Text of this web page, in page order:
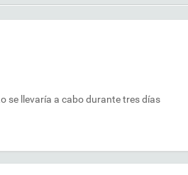
se llevaría a cabo durante tres días